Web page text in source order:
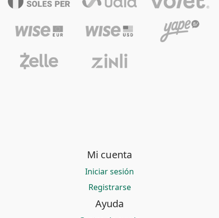
Mi cuenta
Iniciar sesión
Registrarse
Ayuda